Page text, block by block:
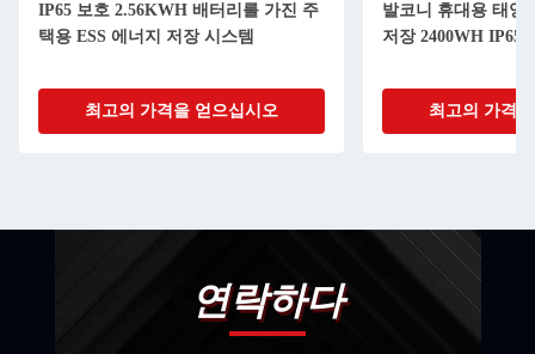
IP65 보호 2.56KWH 배터리를 가진 주
택용 ESS 에너지 저장 시스템
최고의 가격을 얻으십시오
발코니 휴대용 태양
저장 2400WH IP65
최고의 가격
연락하다